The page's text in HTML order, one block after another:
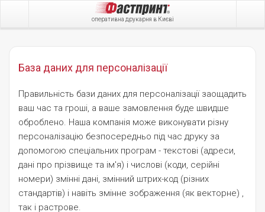
оперативна друкарня в Києві
База даних для персоналізації
Правильність бази даних для персоналізації заощадить
ваш час та гроші, а ваше замовлення буде швидше
оброблено. Наша компанія може виконувати різну
персоналізацію безпосередньо під час друку за
допомогою спеціальних програм - текстові (адреси,
дані про прізвище та ім'я) і числові (коди, серійні
номери) змінні дані, змінний штрих-код (різних
стандартів) і навіть змінне зображення (як векторне) ,
так і растрове.